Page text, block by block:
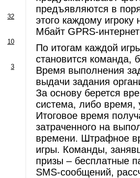
32
10
3
предъявляются в
этого каждому игроку
Мбайт GPRS-
По итогам каждой
становится команда,
Время выполнения
выдачи задания
За основу берется
система, либо время,
Итоговое время
затраченного на
времени. Штрафное
игры. Команды,
призы – бесплатные
SMS-сообщений,